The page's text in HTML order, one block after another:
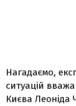
Нагадаємо,
ситуацій
Києва Леоніда